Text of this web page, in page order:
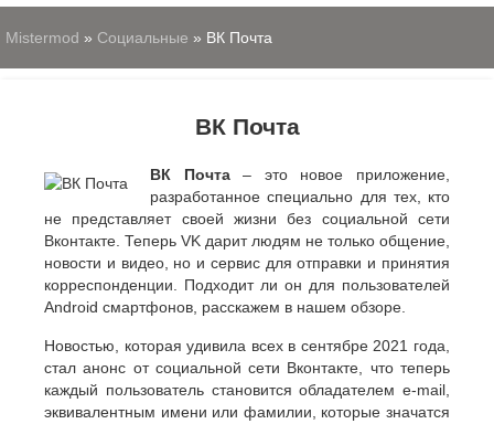
Mistermod » Социальные » ВК Почта
ВК Почта
ВК Почта– это новое приложение,
разработанное специально для тех, кто
не представляет своей жизни без социальной сети
Вконтакте. Теперь VK дарит людям не только общение,
новости и видео, но и сервис для отправки и принятия
корреспонденции. Подходит ли он для пользователей
Android смартфонов, расскажем в нашем обзоре.
Новостью, которая удивила всех в сентябре 2021 года,
стал анонс от социальной сети Вконтакте, что теперь
каждый пользователь становится обладателем e-mail,
эквивалентным имени или фамилии, которые значатся